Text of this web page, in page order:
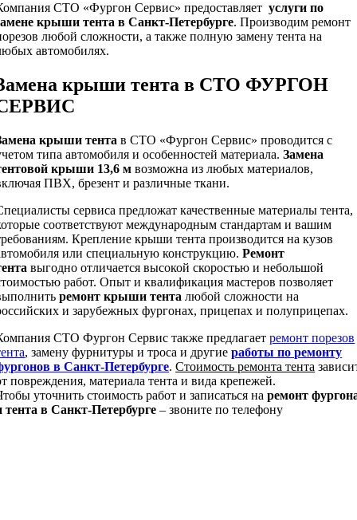
СТО «Фургон Сервис» предоставляетуслуги по
крыши тента в Санкт-Петербурге. Производим ремонт
любой сложности, а также полную замену тента на
автомобилях.
крыши тента в СТО ФУРГОН
крыши тента в СТО «Фургон Сервис» проводится с
типа автомобиля и особенностей материала.Замена
крыши 13,6 м возможна из любых материалов,
ПВХ, брезент и различные ткани.
сервиса предложат качественные материалы тента,
соответствуют международным стандартам и вашим
Крепление крыши тента производится на кузов
или специальную конструкцию.Ремонт
выгодно отличается высокой скоростью и небольшой
работ. Опыт и квалификация мастеров позволяет
ремонт крыши тента любой сложности на
и зарубежных фургонах, прицепах и полуприцепах.
СТО Фургон Сервис также предлагаетремонт порезов
, замену фурнитуры и троса и другиеработы по ремонту
в Санкт-Петербурге.Стоимость ремонта тента
повреждения, материала тента и вида крепежей.
уточнить стоимость работ и записаться наремонт
тента в Санкт-Петербурге – звоните по телефону